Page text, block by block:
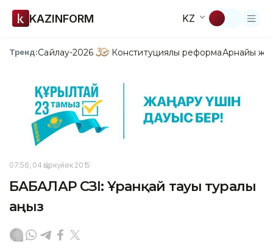
KAZINFORM KZ
Тренд:Сайлау-2026 Конституциялық реформаАрнайы
07:56, 04 Қыркүйек 2015
БАБАЛАР СӨЗІ: Ұранқай тауы туралы
аңыз